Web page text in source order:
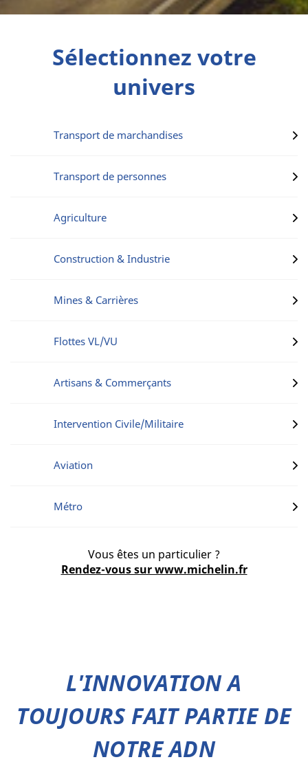
Sélectionnez votre
univers
Transport de marchandises
Transport de personnes
Agriculture
Construction & Industrie
Mines & Carrières
Flottes VL/VU
Artisans & Commerçants
Intervention Civile/Militaire
Aviation
Métro
Vous êtes un particulier ?
Rendez-vous sur www.michelin.fr
L'INNOVATION A
TOUJOURS FAIT PARTIE DE
NOTRE ADN